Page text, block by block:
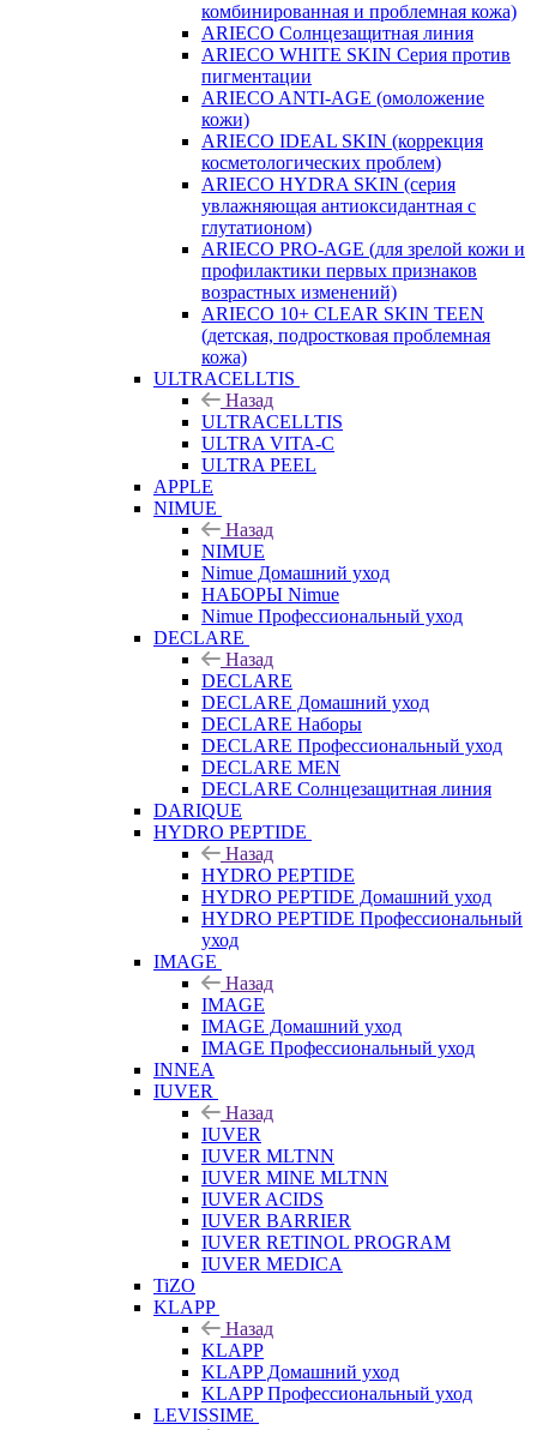
комбинированная и проблемная кожа)
ARIECO Солнцезащитная линия
ARIECO WHITE SKIN Серия против
пигментации
ARIECO ANTI-AGE (омоложение
кожи)
ARIECO IDEAL SKIN (коррекция
косметологических проблем)
ARIECO HYDRA SKIN (серия
увлажняющая антиоксидантная с
глутатионом)
ARIECO PRO-AGE (для зрелой кожи и
профилактики первых признаков
возрастных изменений)
ARIECO 10+ CLEAR SKIN TEEN
(детская, подростковая проблемная
кожа)
ULTRACELLTIS
Назад
ULTRACELLTIS
ULTRA VITA-C
ULTRA PEEL
APPLE
NIMUE
Назад
NIMUE
Nimue Домашний уход
НАБОРЫ Nimue
Nimue Профессиональный уход
DECLARE
Назад
DECLARE
DECLARE Домашний уход
DECLARE Наборы
DECLARE Профессиональный уход
DECLARE MEN
DECLARE Солнцезащитная линия
DARIQUE
HYDRO PEPTIDE
Назад
HYDRO PEPTIDE
HYDRO PEPTIDE Домашний уход
HYDRO PEPTIDE Профессиональный
уход
IMAGE
Назад
IMAGE
IMAGE Домашний уход
IMAGE Профессиональный уход
INNEA
IUVER
Назад
IUVER
IUVER MLTNN
IUVER MINE MLTNN
IUVER ACIDS
IUVER BARRIER
IUVER RETINOL PROGRAM
IUVER MEDICA
TiZO
KLAPP
Назад
KLAPP
KLAPP Домашний уход
KLAPP Профессиональный уход
LEVISSIME